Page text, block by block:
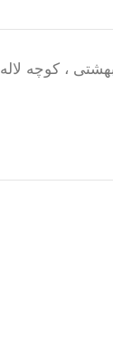
لاله 10 ، پلاک 33